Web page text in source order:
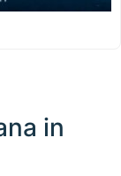
in